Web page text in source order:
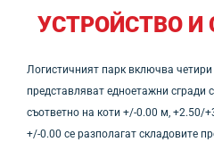
УСТРОЙСТВО
Логистичният парк включва четири
представляват едноетажни сгради
съответно на коти +/-0.00 м, +2.50/
+/-0.00 се разполагат складовите